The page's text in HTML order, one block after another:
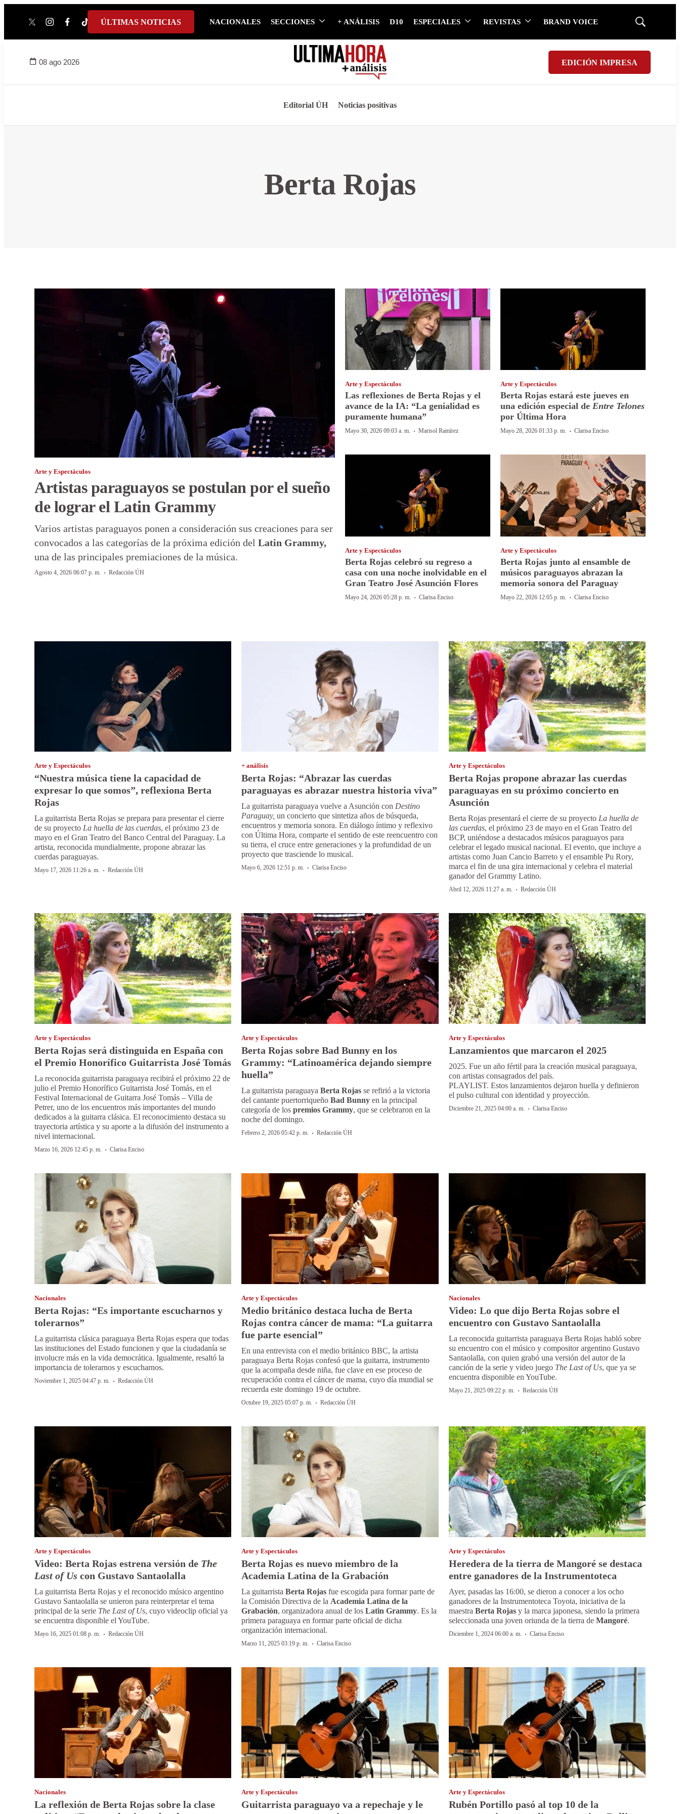
twitterinstagram
facebook
tiktokyoutube
spotify
ÚLTIMAS NOTICIAS NACIONALES SECCIONES + ANÁLISIS D10 ESPECIALES REVISTAS BRAND VOICE
Mostrar
08 ago 2026 EDICIÓN IMPRESA
Editorial ÚH Noticias positivas
Berta Rojas
Arte y Espectáculos
Artistas paraguayos se postulan por el sueño
de lograr el Latin Grammy
Varios artistas paraguayos ponen a consideración sus creaciones para ser
convocados a las categorías de la próxima edición del Latin Grammy,
una de las principales premiaciones de la música.
Agosto 4, 2026 06:07 p. m. · Redacción ÚH
Arte y Espectáculos
Las reflexiones de Berta Rojas y el
avance de la IA: “La genialidad es
puramente humana”
Mayo 30, 2026 09:03 a. m. · Marisol Ramírez
Arte y Espectáculos
Berta Rojas estará este jueves en
una edición especial de Entre Telones
por Última Hora
Mayo 28, 2026 01:33 p. m. · Clarisa Enciso
Arte y Espectáculos
Berta Rojas celebró su regreso a
casa con una noche inolvidable en el
Gran Teatro José Asunción Flores
Mayo 24, 2026 05:28 p. m. · Clarisa Enciso
Arte y Espectáculos
Berta Rojas junto al ensamble de
músicos paraguayos abrazan la
memoria sonora del Paraguay
Mayo 22, 2026 12:05 p. m. · Clarisa Enciso
Arte y Espectáculos
“Nuestra música tiene la capacidad de
expresar lo que somos”, reflexiona Berta
Rojas
La guitarrista Berta Rojas se prepara para presentar el cierre
de su proyecto La huella de las cuerdas, el próximo 23 de
mayo en el Gran Teatro del Banco Central del Paraguay. La
artista, reconocida mundialmente, propone abrazar las
cuerdas paraguayas.
Mayo 17, 2026 11:26 a. m. · Redacción ÚH
+ análisis
Berta Rojas: “Abrazar las cuerdas
paraguayas es abrazar nuestra historia viva”
La guitarrista paraguaya vuelve a Asunción con Destino
Paraguay, un concierto que sintetiza años de búsqueda,
encuentros y memoria sonora. En diálogo íntimo y reflexivo
con Última Hora, comparte el sentido de este reencuentro con
su tierra, el cruce entre generaciones y la profundidad de un
proyecto que trasciende lo musical.
Mayo 6, 2026 12:51 p. m. ·Clarisa Enciso
Arte y Espectáculos
Berta Rojas propone abrazar las cuerdas
paraguayas en su próximo concierto en
Asunción
Berta Rojas presentará el cierre de su proyecto La huella de
las cuerdas, el próximo 23 de mayo en el Gran Teatro del
BCP, uniéndose a destacados músicos paraguayos para
celebrar el legado musical nacional. El evento, que incluye a
artistas como Juan Cancio Barreto y el ensamble Pu Rory,
marca el fin de una gira internacional y celebra el material
ganador del Grammy Latino.
Abril 12, 2026 11:27 a. m. · Redacción ÚH
Arte y Espectáculos
Berta Rojas será distinguida en España con
el Premio Honorífico Guitarrista José Tomás
La reconocida guitarrista paraguaya recibirá el próximo 22 de
julio el Premio Honorífico Guitarrista José Tomás, en el
Festival Internacional de Guitarra José Tomás – Villa de
Petrer, uno de los encuentros más importantes del mundo
dedicados a la guitarra clásica. El reconocimiento destaca su
trayectoria artística y su aporte a la difusión del instrumento a
nivel internacional.
Marzo 16, 2026 12:45 p. m. · Clarisa Enciso
Arte y Espectáculos
Berta Rojas sobre Bad Bunny en los
Grammy: “Latinoamérica dejando siempre
huella”
La guitarrista paraguayaBerta Rojas se refirió a la victoria
del cantante puertorriqueñoBad Bunny en la principal
categoría de lospremios Grammy, que se celebraron en la
noche del domingo.
Febrero 2, 2026 05:42 p. m. ·Redacción ÚH
Arte y Espectáculos
Lanzamientos que marcaron el 2025
2025. Fue un año fértil para la creación musical paraguaya,
con artistas consagrados del país.
PLAYLIST. Estos lanzamientos dejaron huella y definieron
el pulso cultural con identidad y proyección.
Diciembre 21, 2025 04:00 a. m. · Clarisa Enciso
Nacionales
Berta Rojas: “Es importante escucharnos y
tolerarnos”
La guitarrista clásica paraguaya Berta Rojas espera que todas
las instituciones del Estado funcionen y que la ciudadanía se
involucre más en la vida democrática. Igualmente, resaltó la
importancia de tolerarnos y escucharnos.
Noviembre 1, 2025 04:47 p. m. · Redacción ÚH
Arte y Espectáculos
Medio británico destaca lucha de Berta
Rojas contra cáncer de mama: “La guitarra
fue parte esencial”
En una entrevista con el medio británico BBC, la artista
paraguaya Berta Rojas confesó que la guitarra, instrumento
que la acompaña desde niña, fue clave en ese proceso de
recuperación contra el cáncer de mama, cuyo día mundial se
recuerda este domingo 19 de octubre.
Octubre 19, 2025 05:07 p. m. ·Redacción ÚH
Nacionales
Video: Lo que dijo Berta Rojas sobre el
encuentro con Gustavo Santaolalla
La reconocida guitarrista paraguaya Berta Rojas habló sobre
su encuentro con el músico y compositor argentino Gustavo
Santaolalla, con quien grabó una versión del autor de la
canción de la serie y video juego The Last of Us, que ya se
encuentra disponible en YouTube.
Mayo 21, 2025 09:22 p. m. · Redacción ÚH
Arte y Espectáculos
Video: Berta Rojas estrena versión de The
Last of Us con Gustavo Santaolalla
La guitarrista Berta Rojas y el reconocido músico argentino
Gustavo Santaolalla se unieron para reinterpretar el tema
principal de la serie The Last of Us, cuyo videoclip oficial ya
se encuentra disponible el YouTube.
Mayo 16, 2025 01:08 p. m. · Redacción ÚH
Arte y Espectáculos
Berta Rojas es nuevo miembro de la
Academia Latina de la Grabación
La guitarristaBerta Rojas fue escogida para formar parte de
la Comisión Directiva de la Academia Latina de la
Grabación, organizadora anual de losLatin Grammy. Es la
primera paraguaya en formar parte oficial de dicha
organización internacional.
Marzo 11, 2025 03:19 p. m. ·Clarisa Enciso
Arte y Espectáculos
Heredera de la tierra de Mangoré se destaca
entre ganadores de la Instrumentoteca
Ayer, pasadas las 16:00, se dieron a conocer a los ocho
ganadores de la Instrumentoteca Toyota, iniciativa de la
maestra Berta Rojasy la marca japonesa, siendo la primera
seleccionada una joven oriunda de la tierra de Mangoré.
Diciembre 1, 2024 06:00 a. m. · Clarisa Enciso
Nacionales
La reflexión de Berta Rojas sobre la clase
Arte y Espectáculos
Guitarrista paraguayo va a repechaje y le
Arte y Espectáculos
Rubén Portillo pasó al top 10 de la